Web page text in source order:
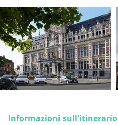
Informazioni sull'itinerario